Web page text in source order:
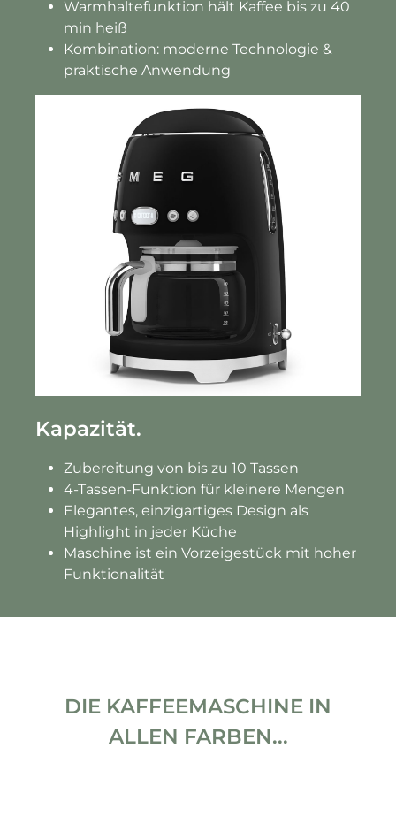
Warmhaltefunktion hält Kaffee bis zu 40
min heiß
Kombination: moderne Technologie &
praktische Anwendung
Kapazität.
Zubereitung von bis zu 10 Tassen
4-Tassen-Funktion für kleinere Mengen
Elegantes, einzigartiges Design als
Highlight in jeder Küche
Maschine ist ein Vorzeigestück mit hoher
Funktionalität
DIE KAFFEEMASCHINE IN
ALLEN FARBEN...